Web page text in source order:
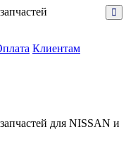
Клиентам
для NISSAN и